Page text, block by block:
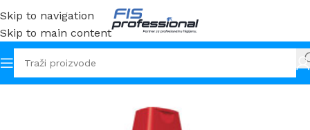
Skip to navigation
Skip to main content
Početna Sredstva